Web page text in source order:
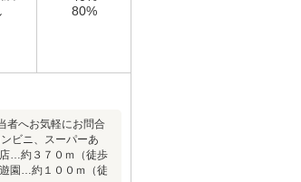
80%
者へお気軽にお問合
ビニ、スーパーあ
…約３７０ｍ（徒歩
園…約１００ｍ（徒